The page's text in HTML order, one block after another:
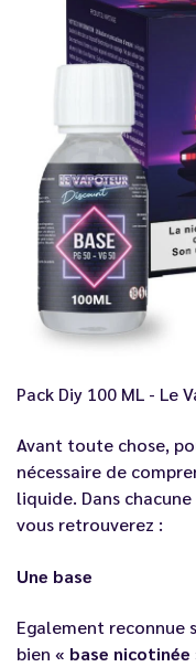
Pack Diy 100 ML - Le
Avant toute chose,
nécessaire de
liquide. Dans
vous retrouverez :
Une base
Egalement reconnue
bien « base nicotinée